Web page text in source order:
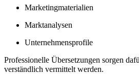
Marketingmaterialien
Marktanalysen
Unternehmensprofile
Professionelle Übersetzungen sorgen
verständlich vermittelt werden.